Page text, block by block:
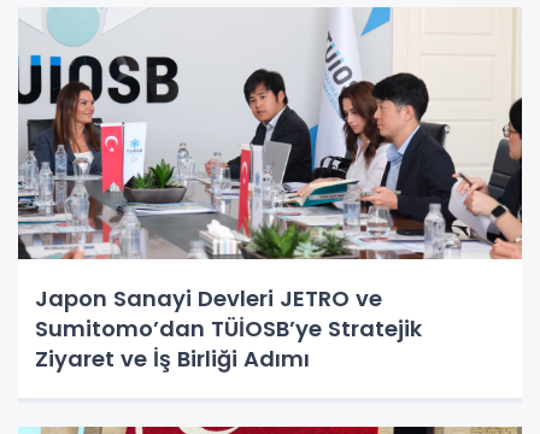
Japon Sanayi Devleri JETRO ve
Sumitomo’dan TÜİOSB’ye Stratejik
Ziyaret ve İş Birliği Adımı